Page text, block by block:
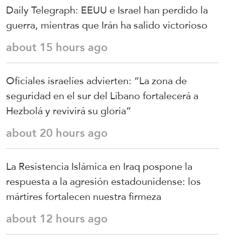
Daily Telegraph: EEUU e Israel han perdido la
guerra, mientras que Irán ha salido victorioso
about 15 hours ago
Oficiales israelíes advierten: “La zona de
seguridad en el sur del Líbano fortalecerá a
Hezbolá y revivirá su gloria”
about 20 hours ago
La Resistencia Islámica en Iraq pospone la
respuesta a la agresión estadounidense: los
mártires fortalecen nuestra firmeza
about 12 hours ago